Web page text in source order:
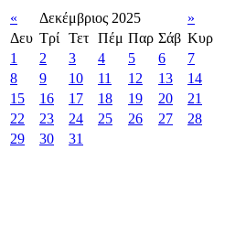
« Δεκέμβριος 2025
»
Δευ Τρί Τετ Πέμ Παρ Σάβ Κυρ
1
2 3 4 5 6
7
8
9 10 11 12 13
14
15
16 17 18 19 20
21
22
23 24 25 26 27
28
29
30 31